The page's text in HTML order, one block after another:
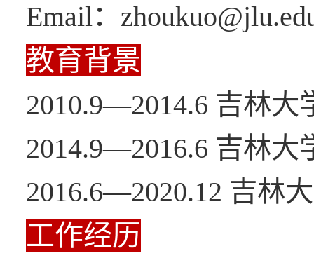
Email：
教育背景
2010.9—2014.6 吉林
2014.9—2016.6 吉林
2016.6—2020.12 吉林
工作经历